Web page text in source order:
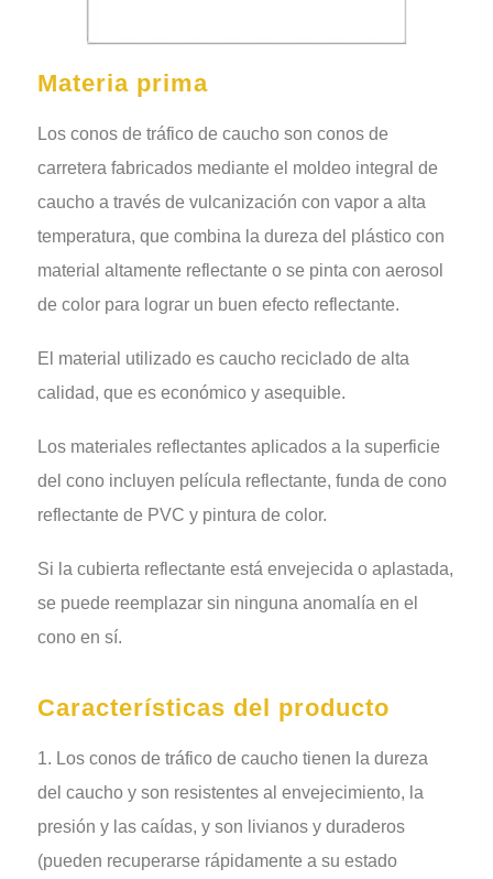
Materia prima
Los conos de tráfico de caucho son conos de
carretera fabricados mediante el moldeo integral de
caucho a través de vulcanización con vapor a alta
temperatura, que combina la dureza del plástico con
material altamente reflectante o se pinta con aerosol
de color para lograr un buen efecto reflectante.
El material utilizado es caucho reciclado de alta
calidad, que es económico y asequible.
Los materiales reflectantes aplicados a la superficie
del cono incluyen película reflectante, funda de cono
reflectante de PVC y pintura de color.
Si la cubierta reflectante está envejecida o aplastada,
se puede reemplazar sin ninguna anomalía en el
cono en sí.
Características del producto
1. Los conos de tráfico de caucho tienen la dureza
del caucho y son resistentes al envejecimiento, la
presión y las caídas, y son livianos y duraderos
(pueden recuperarse rápidamente a su estado